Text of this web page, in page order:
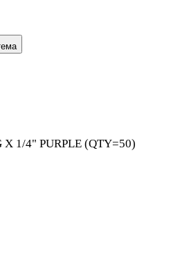
X 1/4" PURPLE (QTY=50)